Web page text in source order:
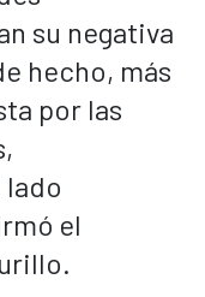
su negativa
hecho, más
por las
el